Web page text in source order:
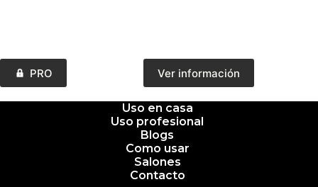
PRO Ver información
Este
producto
tiene
múltiples
variantes.
Las
opciones
se
pueden
Uso en casa
Uso profesional
Blogs
Como usar
Salones
Contacto